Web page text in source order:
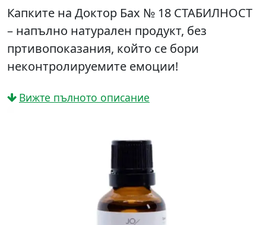
Капките на Доктор Бах № 18 СТАБИЛНОСТ
– напълно натурален продукт, без
пртивопоказания, който се бори
неконтролируемите емоции!
Вижте пълното описание